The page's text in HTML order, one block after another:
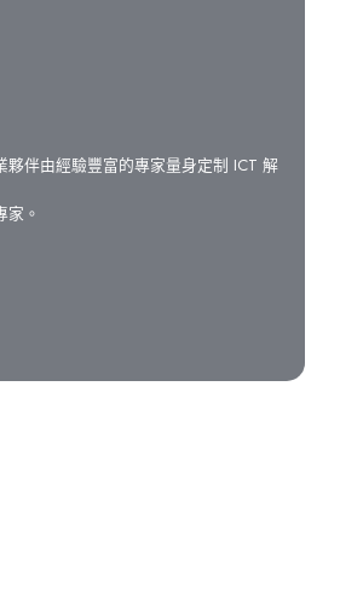
夥伴由經驗豐富的專家量身定制 ICT 解
家。